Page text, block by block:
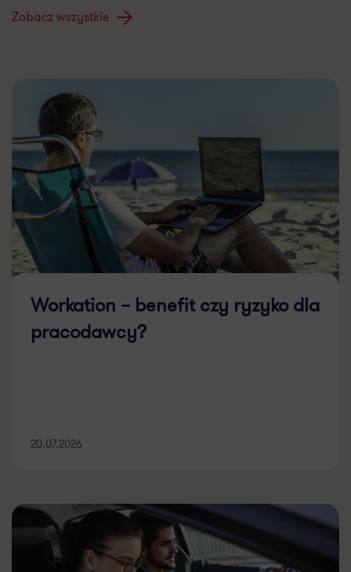
Zobacz wszystkie
Workation – benefit czy ryzyko dla
pracodawcy?
20.07.2026